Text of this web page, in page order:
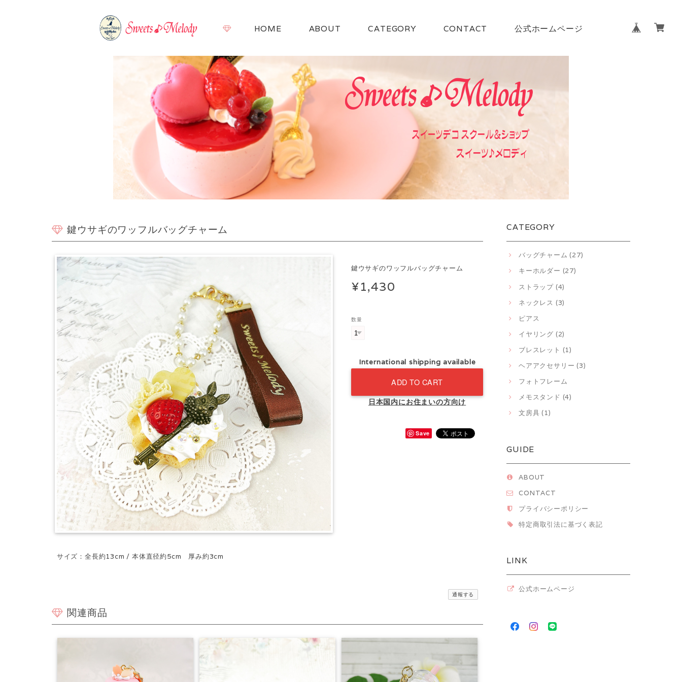
HOME ABOUT CATEGORY CONTACT 公式ホームページ
鍵ウサギのワッフルバッグチャーム
鍵ウサギのワッフルバッグチャーム
¥1,430
数量
International shipping available
ADD TO CART
日本国内にお住まいの方向け
Save
サイズ：全長約13cm / 本体直径約5cm 厚み約3cm
通報する
関連商品
CATEGORY
バッグチャーム (27)
キーホルダー (27)
ストラップ (4)
ネックレス (3)
ピアス
イヤリング (2)
ブレスレット (1)
ヘアアクセサリー (3)
フォトフレーム
メモスタンド (4)
文房具 (1)
GUIDE
ABOUT
CONTACT
プライバシーポリシー
特定商取引法に基づく表記
LINK
公式ホームページ